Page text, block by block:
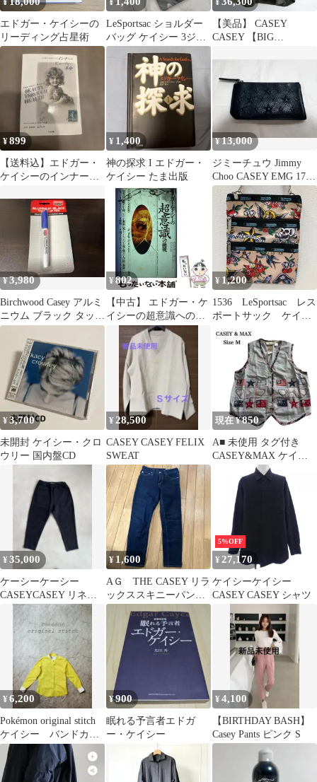
¥
エドガー・ケイシーの
リーディング占星術
¥
LeSportsac ショルダー
バッグ ケイシー 3ジッ
プクロスボディ匿名
¥
【美品】 CASEY
CASEY 【BIG
ーシー ケーシー
26070299
¥899
【送料込】エドガー・
ケイシーのインナー・
田秀監修
¥ 1,400
神の探求 I エドガー・
ケイシー たま出版
¥13,000
ジミーチュウ Jimmy
Choo CASEY EMG 173
コインケース
¥3,980
Birchwood Casey アルミ
ニウム ブラック タッチ
アップペン、OS
¥ 802
【中古】 エドガー・ケ
イシーの超意識への挑
戦 / ヒュー・リン ケイ
シー、 林 陽 / 大陸書房
¥ 1,200
1536 LeSportsac レス
ポートサック ケイシ
ー ショルダーバッ
グ 三連バッグ タト
ゥー柄 ナイロン カ
ジュアル レディー
ス 軽量
¥3,700
未開封 ケイシー・クロ
ウリー 国内盤CD
¥ 28,500
CASEY CASEY FELIX
SWEAT
現在 ¥850
A■ 未使用 タグ付き
CASEY&MAX ケイシ
ーアンドマックス ベス
¥35,000
ケーシーケーシー
CASEYCASEY リネン
ウール サイズS
¥ 1,600
AＧ THE CASEY リラ
ックススキニーパンツ
24
5%OFF
¥ 27,170
ケイシーケイシー
CASEY CASEY シャツ
¥6,200
Pokémon original stitch
ケイシー バンドカラ
ーシャツ
¥900
眠れる予言者エドガ
ー・ケイシー
¥4,100
【BIRTHDAY BASH】
Casey Pants ピンク S